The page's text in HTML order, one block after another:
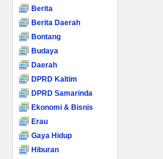
Berita
Berita Daerah
Bontang
Budaya
Daerah
DPRD Kaltim
DPRD Samarinda
Ekonomi & Bisnis
Erau
Gaya Hidup
Hiburan